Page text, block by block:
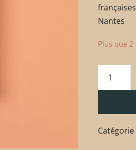
Nantes
Plus que 2
Catégorie